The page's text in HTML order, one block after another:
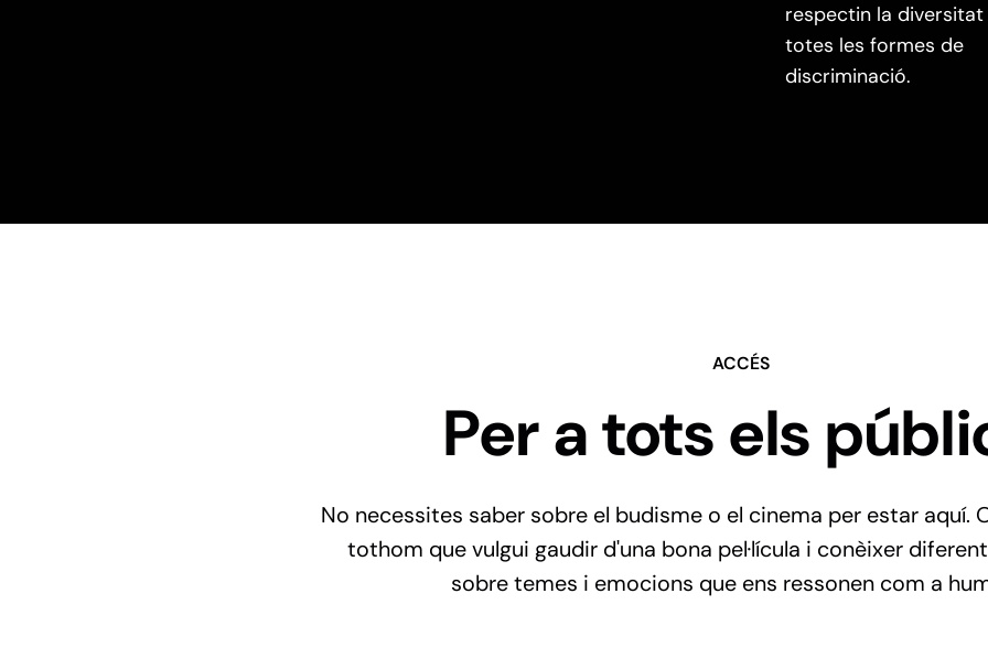
respectin la
totes les formes de
discriminació.
ACCÉS
Per a tots els
No necessites saber sobre el budisme o el cinema per estar aquí.
tothom que vulgui gaudir d'una bona pel·lícula i conèixer
sobre temes i emocions que ens ressonen com a